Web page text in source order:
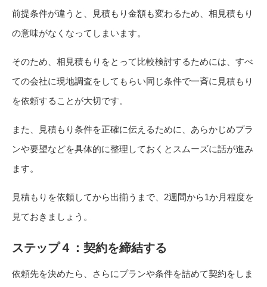
前提条件が違うと、見積もり金額も変わるため、相見積もり
の意味がなくなってしまいます。
そのため、相見積もりをとって比較検討するためには、すべ
ての会社に現地調査をしてもらい同じ条件で一斉に見積もり
を依頼することが大切です。
また、見積もり条件を正確に伝えるために、あらかじめプラ
ンや要望などを具体的に整理しておくとスムーズに話が進み
ます。
見積もりを依頼してから出揃うまで、2週間から1か月程度を
見ておきましょう。
ステップ４：契約を締結する
依頼先を決めたら、さらにプランや条件を詰めて契約をしま